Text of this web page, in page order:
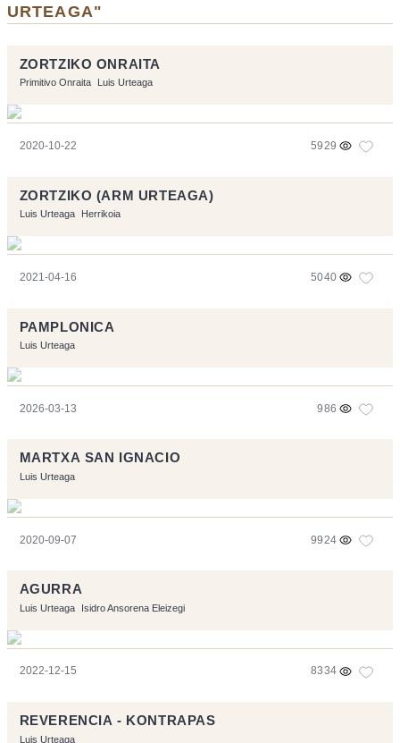
URTEAGA"
ZORTZIKO ONRAITA
Primitivo Onraita Luis Urteaga
2020-10-22 5929
ZORTZIKO (ARM URTEAGA)
Luis Urteaga Herrikoia
2021-04-16 5040
PAMPLONICA
Luis Urteaga
2026-03-13 986
MARTXA SAN IGNACIO
Luis Urteaga
2020-09-07 9924
AGURRA
Luis Urteaga Isidro Ansorena Eleizegi
2022-12-15 8334
REVERENCIA - KONTRAPAS
Luis Urteaga